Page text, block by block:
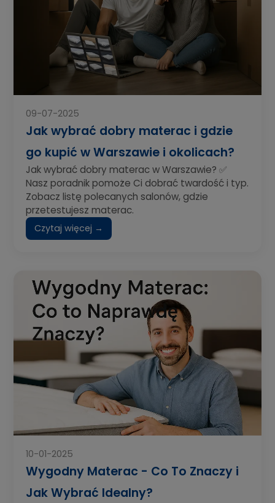
09-07-2025
Jak wybrać dobry materac i gdzie
go kupić w Warszawie i okolicach?
Jak wybrać dobry materac w Warszawie? ✅
Nasz poradnik pomoże Ci dobrać twardość i typ.
Zobacz listę polecanych salonów, gdzie
przetestujesz materac.
Czytaj więcej →
10-01-2025
Wygodny Materac - Co To Znaczy i
Jak Wybrać Idealny?